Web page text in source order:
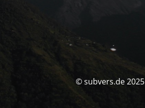
© subvers.de 2025